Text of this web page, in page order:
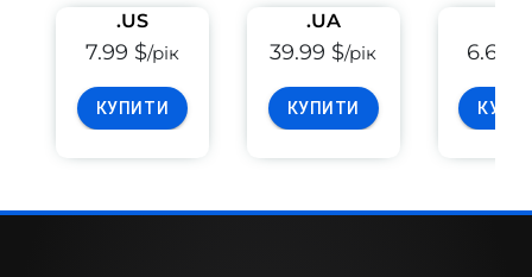
.US
7.99 $/рік
КУПИТИ
.UA
39.99 $/рік
КУПИТИ
6.69 $